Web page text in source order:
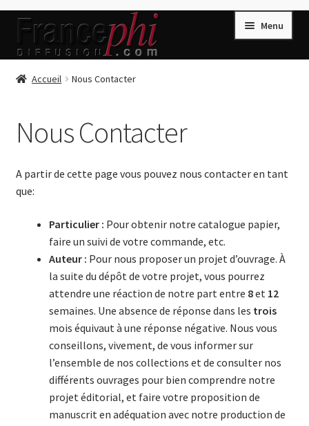
Aller
la
Aller
contenu
Menu
Accueil
Caisse
Conditions de Vente
Connection
Enregistrement
Livres de Peter Randa
Livres de Philippe Randa
Login Customizer
Newsletter
Nous Contacter
Panier
Accueil Nous Contacter
Nous Contacter
A partir de cette page vous pouvez nous contacter en tant
que:
Particulier : Pour obtenir notre catalogue papier,
faire un suivi de votre commande, etc.
Auteur : Pour nous proposer un projet d’ouvrage. À
la suite du dépôt de votre projet, vous pourrez
attendre une réaction de notre part entre 8et 12
semaines. Une absence de réponse dans les trois
mois équivaut à une réponse négative. Nous vous
conseillons, vivement, de vous informer sur
l’ensemble de nos collections et de consulter nos
différents ouvrages pour bien comprendre notre
projet éditorial, et faire votre proposition de
manuscrit en adéquation avec notre production de